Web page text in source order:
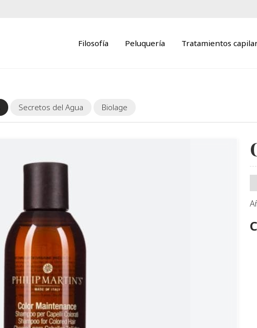
Filosofía Peluquería Tratamientos
Secretos del Agua Biolage